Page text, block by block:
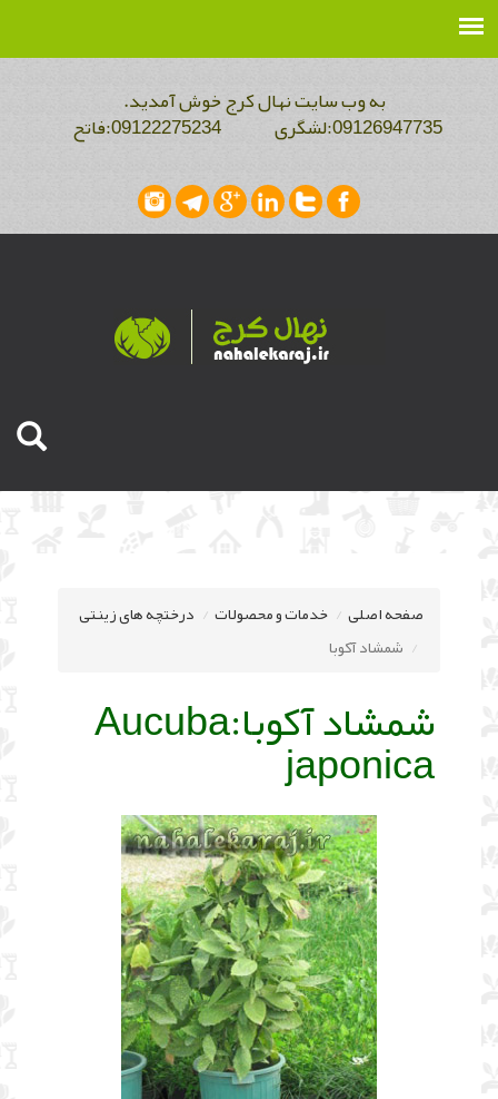
به وب سایت نهال کرج خوش آمدید.
صفحه اصلی خدمات و محصولات
درختچه های زینتی
شمشاد آکوبا
شمشاد آکوبا:Aucuba
japonica